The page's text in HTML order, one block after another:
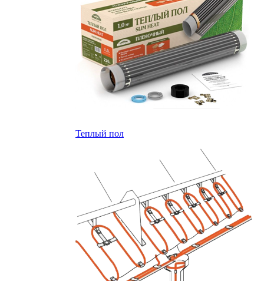
Теплый пол